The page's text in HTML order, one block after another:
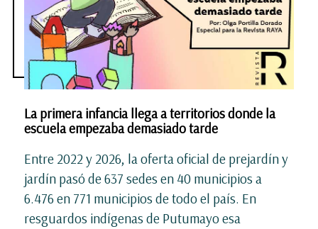
La primera infancia llega a territorios donde la
escuela empezaba demasiado tarde
Entre 2022 y 2026, la oferta oficial de prejardín y
jardín pasó de 637 sedes en 40 municipios a
6.476 en 771 municipios de todo el país. En
resguardos indígenas de Putumayo esa